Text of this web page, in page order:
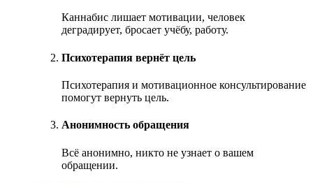
Каннабис лишает мотивации, человек
деградирует, бросает учёбу, работу.
Психотерапия вернёт цель
Психотерапия и мотивационное консультирование
помогут вернуть цель.
Анонимность обращения
Всё анонимно, никто не узнает о вашем
обращении.